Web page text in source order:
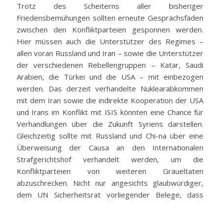
Trotz des Scheiterns aller bisheriger
Friedensbemühungen sollten erneute Gesprächsfäden
zwischen den Konfliktparteien gesponnen werden.
Hier müssen auch die Unterstützer des Regimes –
allen voran Russland und Iran – sowie die Unterstützer
der verschiedenen Rebellengruppen – Katar, Saudi
Arabien, die Türkei und die USA – mit einbezogen
werden. Das derzeit verhandelte Nuklearabkommen
mit dem Iran sowie die indirekte Kooperation der USA
und Irans im Konflikt mit ISIS könnten eine Chance für
Verhandlungen über die Zukunft Syriens darstellen.
Gleichzeitig sollte mit Russland und Chi-na über eine
Überweisung der Causa an den Internationalen
Strafgerichtshof verhandelt werden, um die
Konfliktparteien von weiteren Gräueltaten
abzuschrecken. Nicht nur angesichts glaubwürdiger,
dem UN Sicherheitsrat vorliegender Belege, dass